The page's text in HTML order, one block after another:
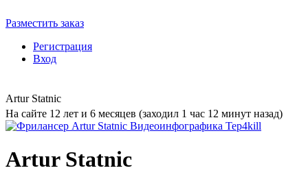
Разместить заказ
Регистрация
Вход
Artur Statnic
На сайте 12 лет и 6 месяцев (заходил 1 час 12 минут назад)
Artur Statnic